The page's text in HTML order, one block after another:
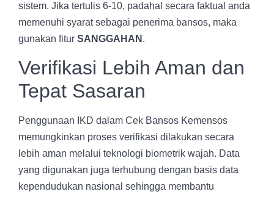
sistem. Jika tertulis 6-10, padahal secara faktual anda
memenuhi syarat sebagai penerima bansos, maka
gunakan fitur SANGGAHAN .
Verifikasi Lebih Aman dan
Tepat Sasaran
Penggunaan IKD dalam Cek Bansos Kemensos
memungkinkan proses verifikasi dilakukan secara
lebih aman melalui teknologi biometrik wajah. Data
yang digunakan juga terhubung dengan basis data
kependudukan nasional sehingga membantu